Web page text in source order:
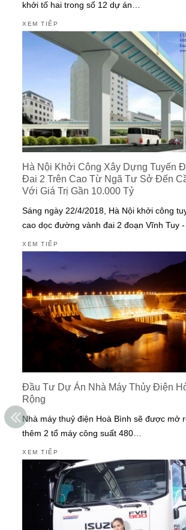
khởi tố hai trong số 12 dự án…
XEM TIẾP
Hà Nội Khởi Công Xây Dựng Tuyến
Đai 2 Trên Cao Từ Ngã Tư Sở Đến
Với Giá Trị Gần 10.000 Tỷ
Sáng ngày 22/4/2018, Hà Nội khởi công
cao dọc đường vành đai 2 đoạn Vĩnh Tuy -
XEM TIẾP
Đầu Tư Dự Án Nhà Máy Thủy Điện
Rộng
Nhà máy thuỷ điện Hoà Bình sẽ được mở
thêm 2 tổ máy công suất 480…
XEM TIẾP